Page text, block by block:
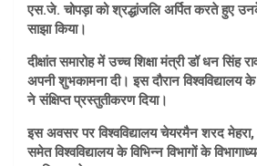
एस.जे. चोपड़ा को श्रद्धांजलि अर्पित करते हुए
साझा किया।
दीक्षांत समारोह में उच्च शिक्षा मंत्री डॉ धन सिंह
अपनी शुभकामना दी। इस दौरान विश्वविद्यालय
ने संक्षिप्त प्रस्तुतीकरण दिया।
इस अवसर पर विश्वविद्यालय चेयरमैन शरद मेहरा,
समेत विश्वविद्यालय के विभिन्न विभागों के